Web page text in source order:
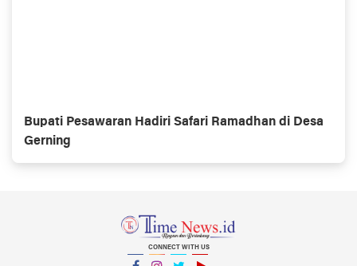
Bupati Pesawaran Hadiri Safari Ramadhan di Desa
Gerning
CONNECT WITH US